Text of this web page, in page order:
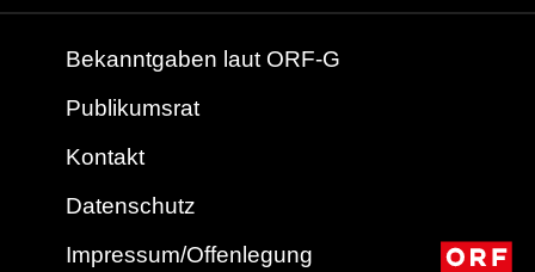
Bekanntgaben laut ORF-G
Publikumsrat
Kontakt
Datenschutz
Impressum/Offenlegung